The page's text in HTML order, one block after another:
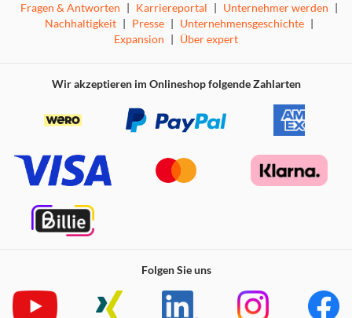
Fragen & Antworten | Karriereportal | Unternehmer werden |
Nachhaltigkeit | Presse | Unternehmensgeschichte |
Expansion | Über expert
Wir akzeptieren im Onlineshop folgende Zahlarten
Folgen Sie uns